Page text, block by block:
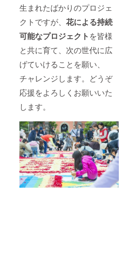
生まれたばかりのプロジェ
クトですが、 花による持続
可能なプロジェクト を皆様
と共に育て、次の世代に広
げていけることを願い、
チャレンジします。どうぞ
応援をよろしくお願いいた
します。